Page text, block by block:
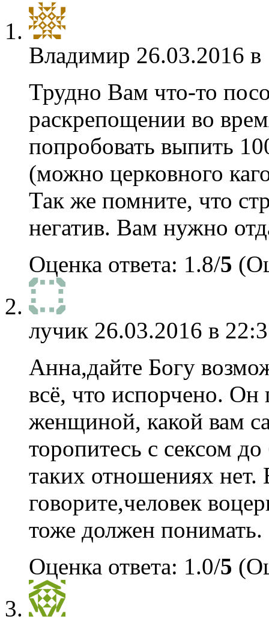
Владимир 26.03.2016
Трудно Вам что-то
раскрепощении во
попробовать выпить
(можно церковного
Так же помните, что
негатив. Вам нужно
Оценка ответа: 1.8/5
лучик 26.03.2016 в
Анна,дайте Богу
всё, что испорчено. Он
женщиной, какой вам
торопитесь с сексом
таких отношениях нет.
говорите,человек
тоже должен понимать.
Оценка ответа: 1.0/5